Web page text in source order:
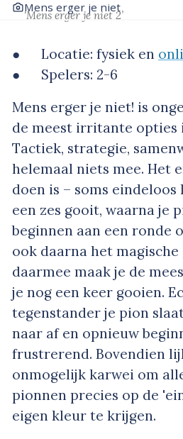
Mens erger je niet
‘Mens erger je niet 2’
● Locatie: fysiek en
● Spelers: 2-6
Mens erger je niet! is
de meest irritante opties
Tactiek, strategie,
helemaal niets mee. Het
doen is – soms eindeloos
een zes gooit, waarna je
beginnen aan een ronde
ook daarna het
daarmee maak je de
je nog een keer gooien.
tegenstander je pion
naar af en opnieuw
frustrerend. Bovendien
onmogelijk karwei om
pionnen precies op de
eigen kleur te krijgen.